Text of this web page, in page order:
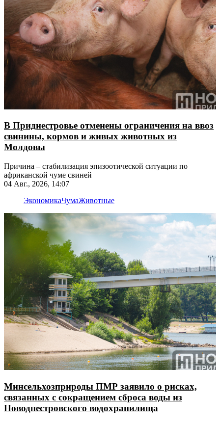
В Приднестровье отменены ограничения на ввоз
свинины, кормов и живых животных из
Молдовы
Причина – стабилизация эпизоотической ситуации по
африканской чуме свиней
04 Авг., 2026, 14:07
ЭкономикаЧумаЖивотные
Минсельхозприроды ПМР заявило о рисках,
связанных с сокращением сброса воды из
Новоднестровского водохранилища